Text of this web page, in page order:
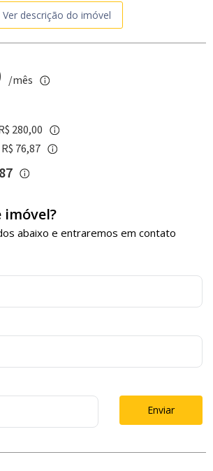
Ver descrição do imóvel
/mês
280,00
76,87
imóvel?
abaixo e entraremos em contato
Enviar